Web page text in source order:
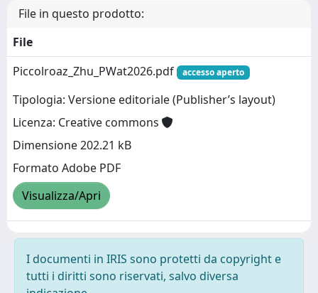
File in questo prodotto:
File
Piccolroaz_Zhu_PWat2026.pdf
accesso aperto
Tipologia: Versione editoriale (Publisher’s layout)
Licenza: Creative commons
Dimensione 202.21 kB
Formato Adobe PDF
Visualizza/Apri
I documenti in IRIS sono protetti da copyright e
tutti i diritti sono riservati, salvo diversa